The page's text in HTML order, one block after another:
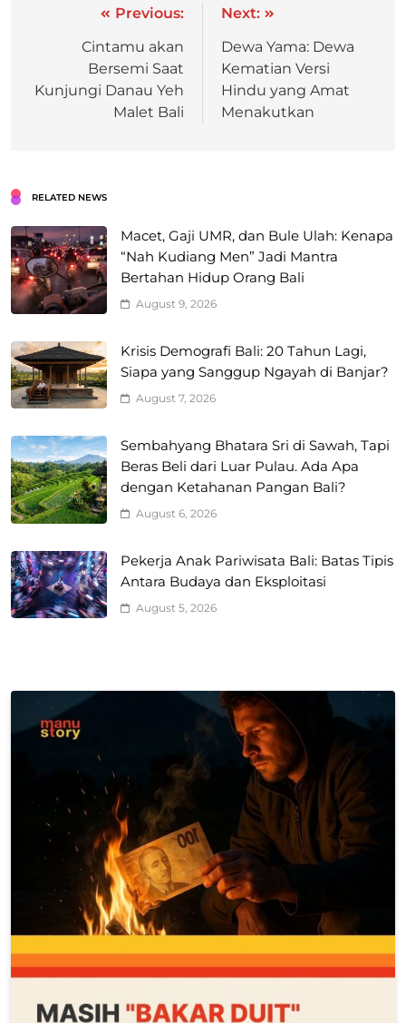
Previous:
Cintamu akan
Bersemi Saat
Kunjungi Danau Yeh
Malet Bali
Next:
Dewa Yama: Dewa
Kematian Versi
Hindu yang Amat
Menakutkan
RELATED NEWS
Macet, Gaji UMR, dan Bule Ulah: Kenapa
“Nah Kudiang Men” Jadi Mantra
Bertahan Hidup Orang Bali
August 9, 2026
Krisis Demografi Bali: 20 Tahun Lagi,
Siapa yang Sanggup Ngayah di Banjar?
August 7, 2026
Sembahyang Bhatara Sri di Sawah, Tapi
Beras Beli dari Luar Pulau. Ada Apa
dengan Ketahanan Pangan Bali?
August 6, 2026
Pekerja Anak Pariwisata Bali: Batas Tipis
Antara Budaya dan Eksploitasi
August 5, 2026